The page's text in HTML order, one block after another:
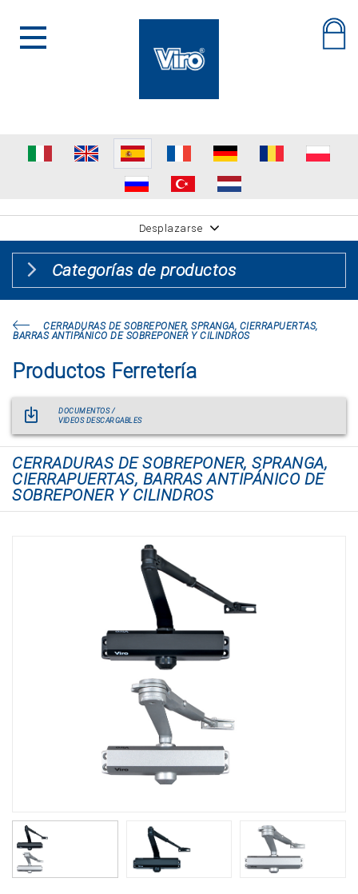
Desplazarse
Categorías de productos
CERRADURAS DE SOBREPONER, SPRANGA, CIERRAPUERTAS,
BARRAS ANTIPÁNICO DE SOBREPONER Y CILINDROS
Productos Ferretería
DOCUMENTOS /
VIDEOS DESCARGABLES
CERRADURAS DE SOBREPONER, SPRANGA,
CIERRAPUERTAS, BARRAS ANTIPÁNICO DE
SOBREPONER Y CILINDROS